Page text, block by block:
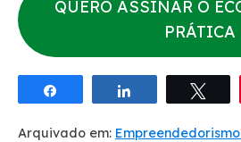
QUERO ASSINAR O
PRÁTICA
Compartilhar Compartilhar
Arquivado em: